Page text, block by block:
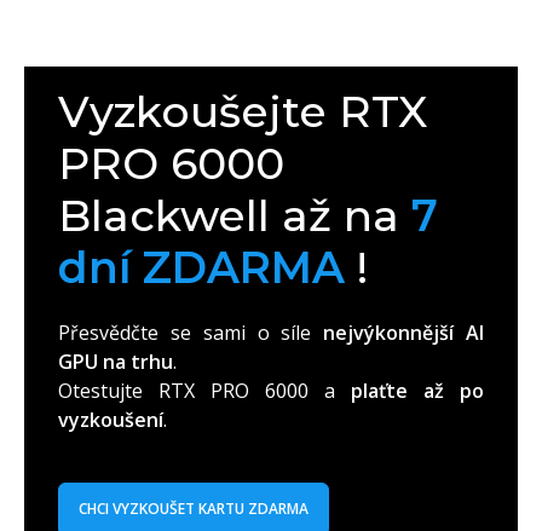
Vyzkoušejte RTX
PRO 6000
Blackwell až na 7
dní ZDARMA !
Přesvědčte se sami o síle nejvýkonnější AI
GPU na trhu.
Otestujte RTX PRO 6000 a plaťte až po
vyzkoušení.
CHCI VYZKOUŠET KARTU ZDARMA